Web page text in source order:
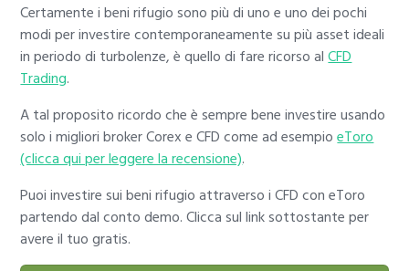
Certamente i beni rifugio sono più di uno e uno dei pochi
modi per investire contemporaneamente su più asset ideali
in periodo di turbolenze, è quello di fare ricorso alCFD
Trading.
A tal proposito ricordo che è sempre bene investire usando
solo i migliori broker Corex e CFD come ad esempioeToro
(clicca qui per leggere la recensione).
Puoi investire sui beni rifugio attraverso i CFD con eToro
partendo dal conto demo. Clicca sul link sottostante per
avere il tuo gratis.